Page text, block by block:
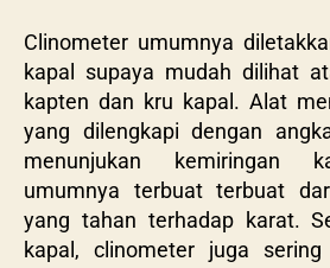
Clinometer umumnya
kapal supaya mudah dilihat
kapten dan kru kapal. Alat
yang dilengkapi dengan
menunjukan kemiringan
umumnya terbuat terbuat
yang tahan terhadap karat.
kapal, clinometer juga